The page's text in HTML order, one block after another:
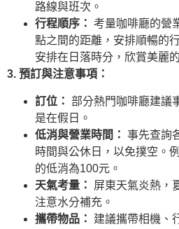
路線與班次。
行程順序： 考量咖啡廳的營
點之間的距離，安排順暢的
安排在日落時分，欣賞美麗
3. 預訂與注意事項：
訂位： 部分熱門咖啡廳建議
是在假日。
低消與營業時間： 事先查詢
時間與公休日，以免撲空。
的低消為100元。
天氣考量：
屏東天氣炎熱，
注意水分補充。
攜帶物品：
建議攜帶相機、